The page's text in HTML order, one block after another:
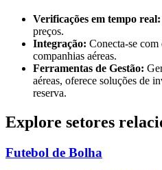
Verificações em tempo real:
preços.
Integração: Conecta-se com
companhias aéreas.
Ferramentas de Gestão:
aéreas, oferece soluções de
reserva.
Explore setores
Futebol de Bolha